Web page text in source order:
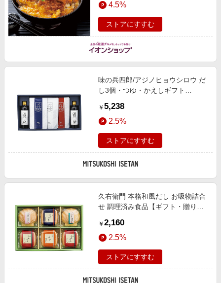
4.5%
ストアにすすむ
味の兵四郎/アジノヒョウシロウ だ
し3個・つゆ・かえしギフト
￥ 5,238
2.5%
ストアにすすむ
久右衛門 本格和風だし お吸物詰合
せ 調理済み食品【ギフト・贈り
￥ 2,160
2.5%
ストアにすすむ